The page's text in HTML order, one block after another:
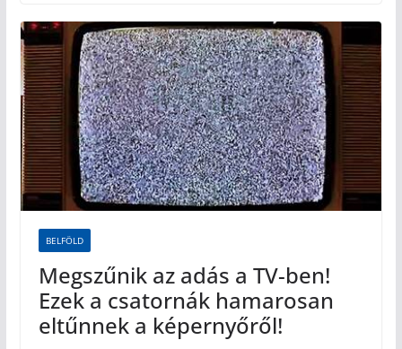
BELFÖLD
Megszűnik az adás a TV-ben!
Ezek a csatornák hamarosan
eltűnnek a képernyőről!